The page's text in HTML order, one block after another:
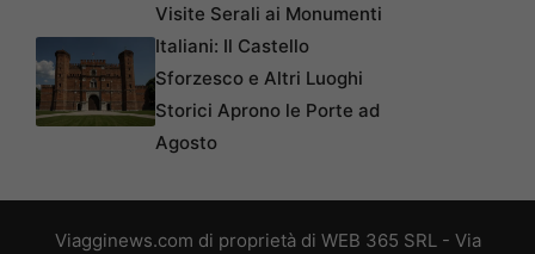
Visite Serali ai Monumenti
Italiani: Il Castello
Sforzesco e Altri Luoghi
Storici Aprono le Porte ad
Agosto
Viagginews.com di proprietà di WEB 365 SRL - Via